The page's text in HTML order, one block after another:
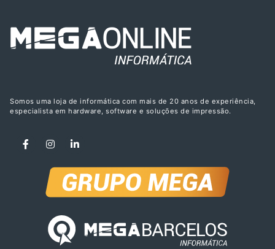
Somos uma loja de informática com mais de 20 anos de experiência,
especialista em hardware, software e soluções de impressão.